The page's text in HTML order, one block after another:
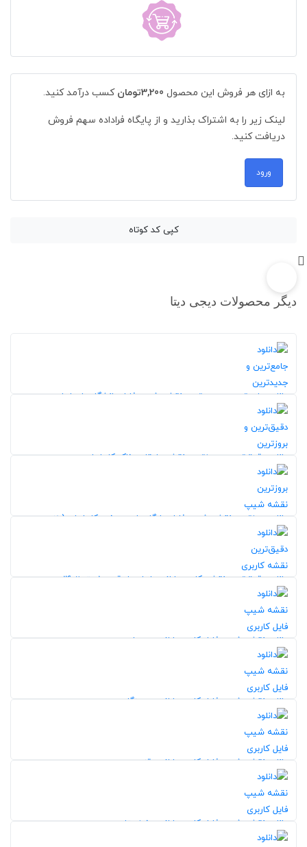
به ازای هر فروش این محصول 3,200تومان کسب درآمد کنید.
لینک زیر را به اشتراک بذارید و از پایگاه فراداده سهم فروش
دریافت کنید.
ورود
کپی کد کوتاه
دیگر محصولات دیجی دیتا
20%
دانلود جامع‌ترین و جدیدترین نقشه شیپ فایل دانشگاه‌های ایران
194
5,0
20%
دانلود دقیق‌ترین و بروزترین نقشه طبقات خاک کل ایران
212
5,0
20%
دانلود بروزترین نقشه شیپ فایل جایگاه‌های سوخت کل ایران (بنزین و
گاز)
243
5,0
20%
دانلود دقیق‌ترین نقشه کاربری اراضی ایران با دقت 10 متر 1402
288
5,0
20%
دانلود نقشه شیپ فایل کاربری اراضی همدان
113
5,0
20%
دانلود نقشه شیپ فایل کاربری اراضی هرمزگان
116
5,0
20%
دانلود نقشه شیپ فایل کاربری اراضی قزوین
117
5,0
دانلود نقشه شیپ فایل کاربری اراضی خوزستان
137